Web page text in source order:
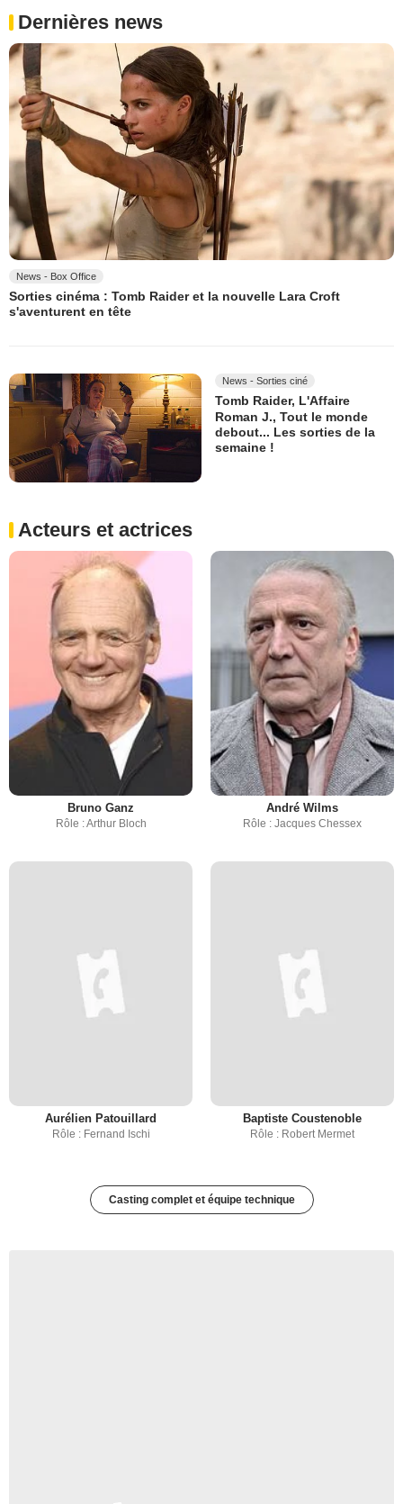
Dernières news
News - Box Office
Sorties cinéma : Tomb Raider et la nouvelle Lara Croft
s'aventurent en tête
News - Sorties ciné
Tomb Raider, L'Affaire
Roman J., Tout le monde
debout... Les sorties de la
semaine !
Acteurs et actrices
Bruno Ganz
Rôle : Arthur Bloch
André Wilms
Rôle : Jacques Chessex
Aurélien Patouillard
Rôle : Fernand Ischi
Baptiste Coustenoble
Rôle : Robert Mermet
Casting complet et équipe technique